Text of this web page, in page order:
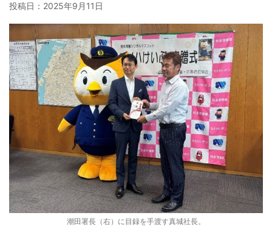
投稿日： 2025年9月11日
潮田署長（右）に目録を手渡す真城社長。